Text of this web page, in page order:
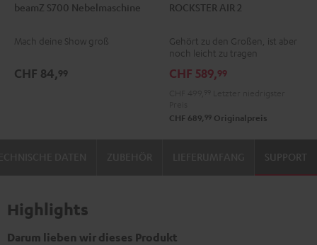
S700
Schwarz
beamZ S700 Nebelmaschine
Mach deine Show groß
CHF 84,99
AIR
Schwarz
ROCKSTER AIR 2
Gehört zu den Großen, ist aber
noch leicht zu tragen
CHF 589,99
CHF 689, 99 Originalpreis
SUPPORT
Highlights
Darum lieben wir dieses Produkt